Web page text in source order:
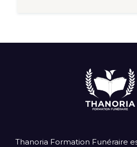
Thanoria Formation Funéraire